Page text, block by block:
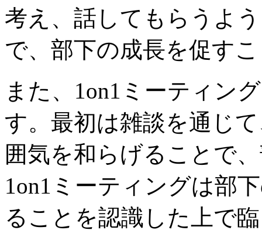
考え、話してもらうよ
で、部下の成長を促す
また、1on1ミーティン
す。最初は雑談を通じ
囲気を和らげることで
1on1ミーティングは部
ることを認識した上で